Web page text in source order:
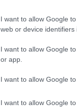
I want to allow Google
web or device identifiers
I want to allow Google
or app.
I want to allow Google
I want to allow Google
«Ο